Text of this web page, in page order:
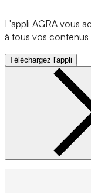
L'appli AGRA vous
à tous vos
Téléchargez l'appli